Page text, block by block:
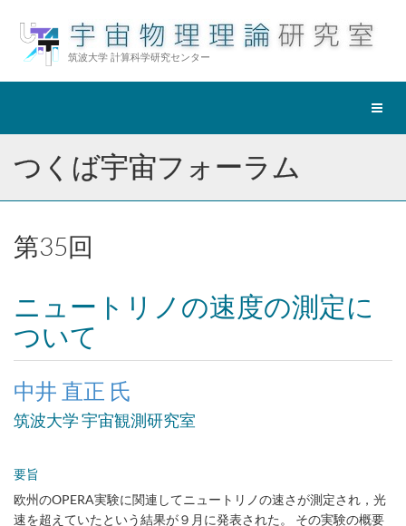
筑波大学 計算科学研究センター
ナ
ョ
つくば宇宙フォーラム
第35回
ニュートリノの速度の測定に
ついて
中井 直正 氏
筑波大学 宇宙観測研究室
要旨
欧州のOPERA実験に関連してニュートリノの速さが測定され，光
速を超えていたという結果が９月に発表された。 その実験の概要